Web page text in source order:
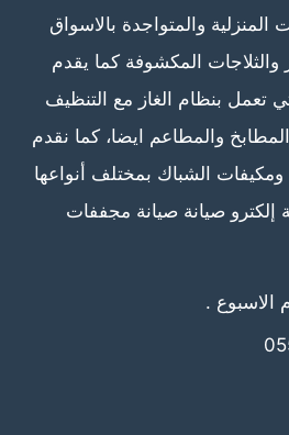
المنزلية والمتواجدة بالاسواق
والثلاجات المكشوفة كما يقدم
تعمل بنظام الغاز مع التنظيف
والمطاعم ايضا، كما نقدم
الشباك بمختلف أنواعها
إلكترو صيانة صيانة مجففات
الاسبوع .